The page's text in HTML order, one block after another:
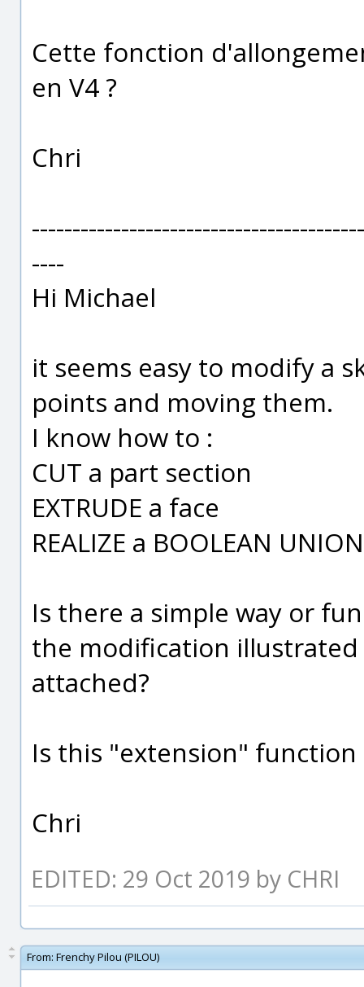
Cette fonction
en V4 ?
Chri
----
Hi Michael
it seems easy to modify a
points and moving them.
I know how to :
CUT a part section
EXTRUDE a face
REALIZE a BOOLEAN
Is there a simple way or
the modification illustrated
attached?
Is this "extension" function
Chri
EDITED: 29 Oct 2019 by CHRI
From: Frenchy Pilou (PILOU)